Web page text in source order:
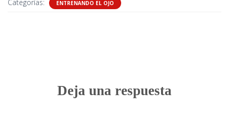
Categorías: ENTRENANDO EL OJO
Deja una respuesta